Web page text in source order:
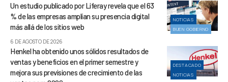
NOTICIAS
BUEN GOBIERNO
Un estudio publicado por Liferay revela que el 63
% de las empresas amplían su presencia digital
más allá de los sitios web
6 DE AGOSTO DE 2026
DESTACADO
NOTICIAS
Henkel ha obtenido unos sólidos resultados de
ventas y beneficios en el primer semestre y
mejora sus previsiones de crecimiento de las